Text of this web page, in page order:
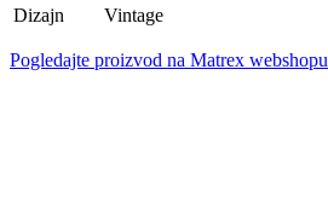
Dizajn
Vintage
Pogledajte proizvod na Matrex webshopu